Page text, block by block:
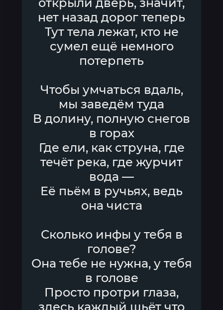
нет назад дорог теперь
Тут тела лежат, кто не
сумел ещё немного
потерпеть
Чтобы умчаться вдаль,
мы заведём туда
В долину, полную снегов
в горах
Где ели, как струна, где
течёт река, где журчит
вода —
Её пьём в ручьях, ведь
она чиста
Сколько инфы у тебя в
голове?
Она тебе не нужна, у тебя
в голове
Просто протри глаза,
здесь каждый шьёт что